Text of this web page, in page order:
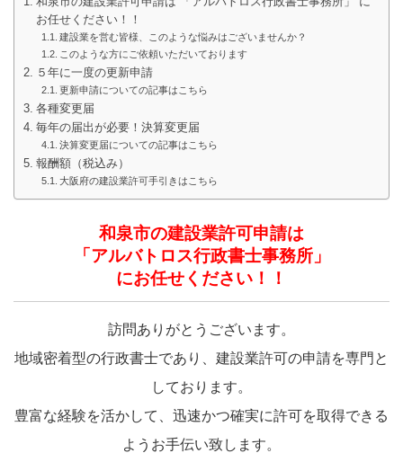
お任せください！！
建設業を営む皆様、このような悩みはございませんか？
このような方にご依頼いただいております
５年に一度の更新申請
更新申請についての記事はこちら
各種変更届
毎年の届出が必要！決算変更届
決算変更届についての記事はこちら
報酬額（税込み）
大阪府の建設業許可手引きはこちら
和泉市の建設業許可申請は
「アルバトロス行政書士事務所」
にお任せください！！
訪問ありがとうございます。
地域密着型の行政書士であり、建設業許可の申請を専門と
しております。
豊富な経験を活かして、迅速かつ確実に許可を取得できる
ようお手伝い致します。